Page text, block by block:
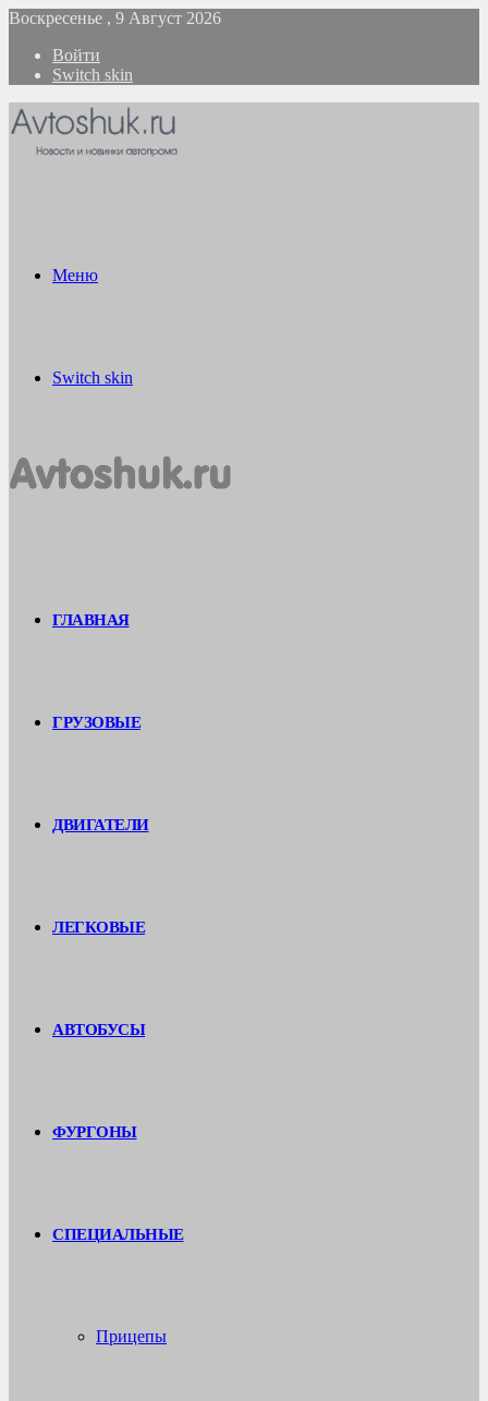
Воскресенье , 9 Август 2026
Войти
Switch skin
Меню
Switch skin
ГЛАВНАЯ
ГРУЗОВЫЕ
ДВИГАТЕЛИ
ЛЕГКОВЫЕ
АВТОБУСЫ
ФУРГОНЫ
СПЕЦИАЛЬНЫЕ
Прицепы